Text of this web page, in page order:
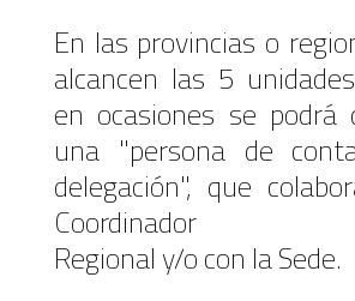
En las provincias o
alcancen las 5
en ocasiones se podrá
una "persona de
delegación", que
Coordinador
Regional y/o con la Sede.